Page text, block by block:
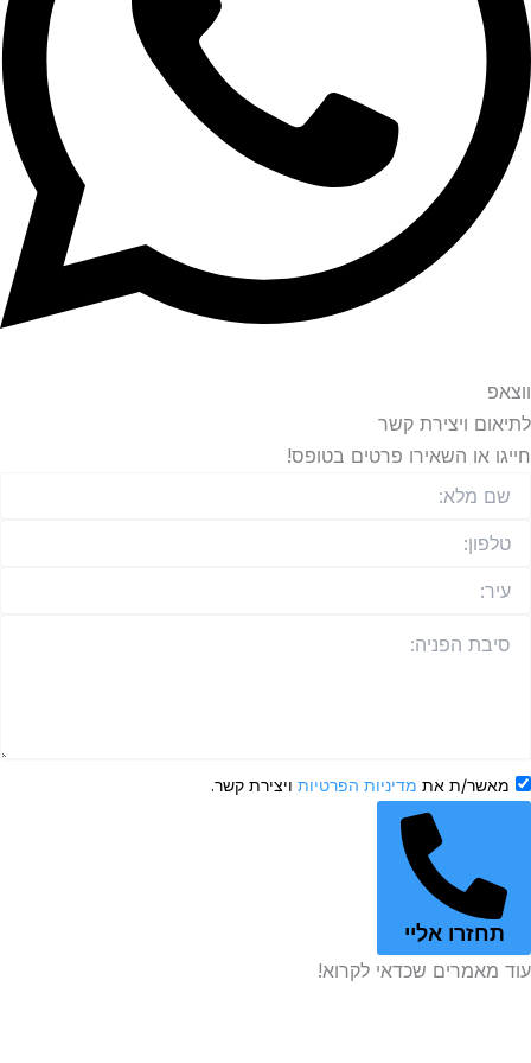
ויצירת קשר
או השאירו פרטים בטופס!
ת אתמדיניות הפרטיותויצירת קשר.
אליי
שכדאי לקרוא!